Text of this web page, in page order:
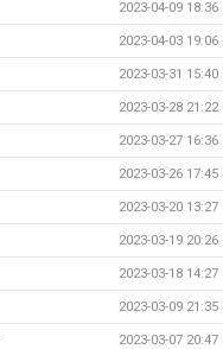
2023-04-09 18:36
2023-04-03 19:06
2023-03-31 15:40
2023-03-28 21:22
2023-03-27 16:36
2023-03-26 17:45
2023-03-20 13:27
2023-03-19 20:26
2023-03-18 14:27
2023-03-09 21:35
2023-03-07 20:47